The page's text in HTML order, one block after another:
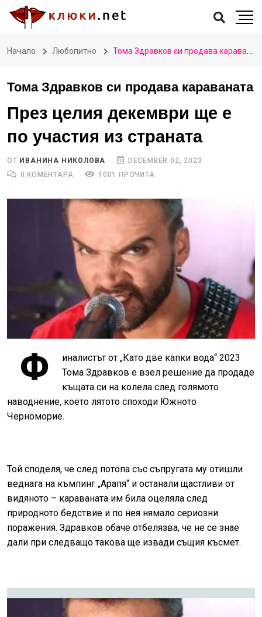
Начало Любопитно Тома Здравков си продава караваната
Тома Здравков си продава караваната
През целия декември ще е
по участия из страната
ОТ ИВАНИНА НИКОЛОВА
DECEMBER 02, 2023
0 КОМЕНТАРА
1001 ПРОЧИТА
Ф
иналистът от „Като две капки вода“ 2023
Тома Здравков е взел решение да продаде
къщата си на колела след голямото
наводнение, което лятото споходи Южното
Черноморие.
Той споделя, че след потопа със съпругата му отишли
веднага на къмпинг „Арапя“ и останали щастливи от
видяното – караваната им била оцеляла след
природното бедствие и по нея нямало сериозни
поражения. Здравков обаче отбелязва, че не се знае
дали при следващо такова ще извади същия късмет.